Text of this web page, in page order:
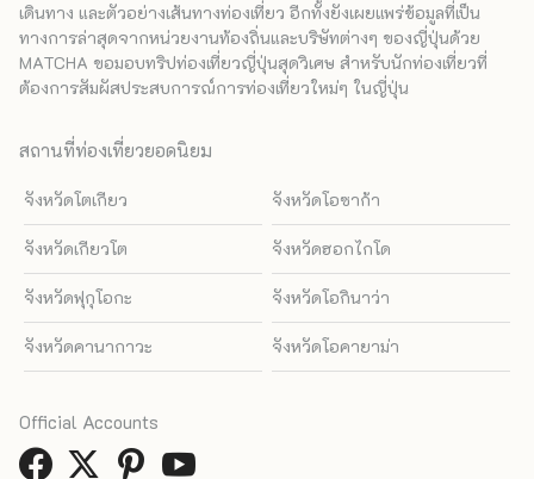
เดินทาง และตัวอย่างเส้นทางท่องเที่ยว อีกทั้งยังเผยแพร่ข้อมูลที่เป็น
ทางการล่าสุดจากหน่วยงานท้องถิ่นและบริษัทต่างๆ ของญี่ปุ่นด้วย
MATCHA ขอมอบทริปท่องเที่ยวญี่ปุ่นสุดวิเศษ สำหรับนักท่องเที่ยวที่
ต้องการสัมผัสประสบการณ์การท่องเที่ยวใหม่ๆ ในญี่ปุ่น
สถานที่ท่องเที่ยวยอดนิยม
จังหวัดโตเกียว จังหวัดโอซาก้า
จังหวัดเกียวโต จังหวัดฮอกไกโด
จังหวัดฟุกุโอกะ จังหวัดโอกินาว่า
จังหวัดคานากาวะ จังหวัดโอคายาม่า
Official Accounts